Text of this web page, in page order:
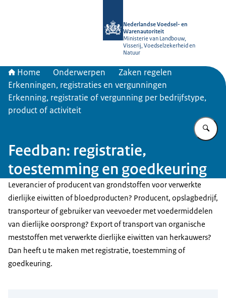
Nederlandse Voedsel- en
Warenautoriteit
Ministerie van Landbouw,
Visserij, Voedselzekerheid en
Natuur
Home Onderwerpen
Zaken regelen
Erkenningen, registraties en vergunningen
Erkenning, registratie of vergunning per bedrijfstype,
product of activiteit
Feedban: registratie,
toestemming en goedkeuring
Leverancier of producent van grondstoffen voor verwerkte
dierlijke eiwitten of bloedproducten? Producent, opslagbedrijf,
transporteur of gebruiker van veevoeder met voedermiddelen
van dierlijke oorsprong? Export of transport van organische
meststoffen met verwerkte dierlijke eiwitten van herkauwers?
Dan heeft u te maken met registratie, toestemming of
goedkeuring.